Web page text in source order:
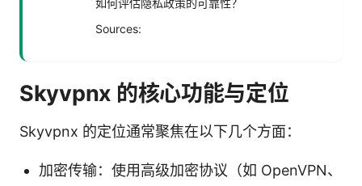
如何评估隐私政策的可靠性？
Sources:
Skyvpnx 的核心功能与定位
Skyvpnx 的定位通常聚焦在以下几个方面：
加密传输：使用高级加密协议（如 OpenVPN、